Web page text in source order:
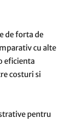
de forta de
cu alte
eficienta
costuri si
pentru